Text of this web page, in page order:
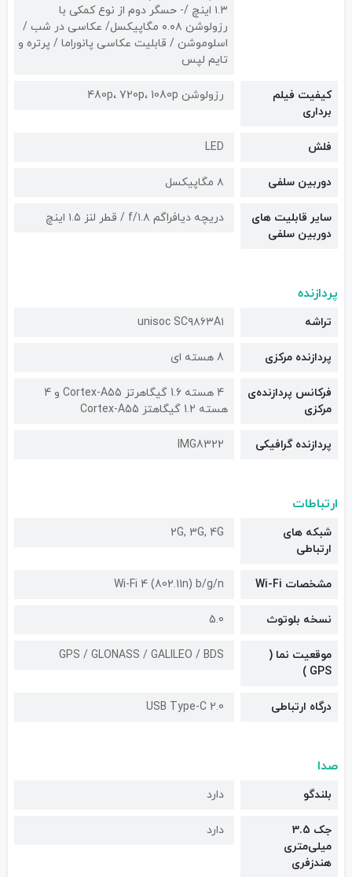
۱.۳ اینچ /- حسگر دوم از نوع کمکی با
رزولوشن ۰.۰۸ مگاپیکسل/ عکاسی در شب /
اسلوموشن / قابلیت عکاسی پانوراما / پرتره و
تایم لپس
کیفیت فیلم
برداری
رزولوشن 480p، 720p، 1080p
فلش LED
دوربین سلفی ۸ مگاپیکسل
سایر قابلیت های
دوربین سلفی
دریچه دیافراگم f/۱.۸ / قطر لنز ۱.۵ اینچ
پردازنده
تراشه unisoc SC۹۸۶۳A۱
پردازنده مرکزی 8 هسته ای
فرکانس پردازنده‌ی
مرکزی
4 هسته 1.6 گیگاهرتز Cortex-A55 و 4
هسته 1.2 گیگاهتز Cortex-A55
پردازنده گرافیکی IMG8322
ارتباطات
شبکه های
ارتباطی
2G, 3G, 4G
مشخصات Wi-Fi Wi-Fi 4 (802.11n) b/g/n
نسخه بلوتوث 5.0
موقعیت نما (
GPS )
GPS / GLONASS / GALILEO / BDS
درگاه ارتباطی USB Type-C 2.0
صدا
بلندگو دارد
جک 3.5
میلی‌متری
هندزفری
دارد